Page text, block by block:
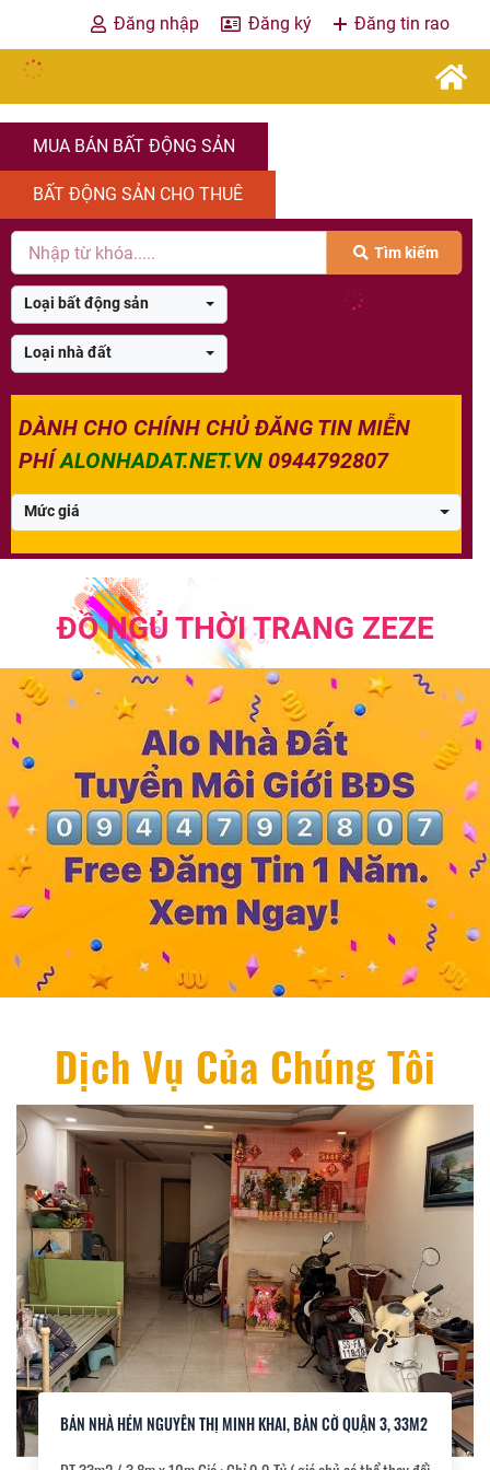
Đăng nhập Đăng ký Đăng tin rao
MUA BÁN BẤT ĐỘNG SẢN
BẤT ĐỘNG SẢN CHO THUÊ
Loại bất động sản
Loại nhà đất
DÀNH CHO CHÍNH CHỦ ĐĂNG TIN MIỄN
PHÍALONHADAT.NET.VN 0944792807
Mức giá
Tìm kiếm
ĐỒ NGỦ THỜI TRANG ZEZE
Dịch Vụ Của Chúng Tôi
BÁN NHÀ HẺM NGUYỄN THỊ MINH KHAI, BÀN CỜ QUẬN 3, 33M2